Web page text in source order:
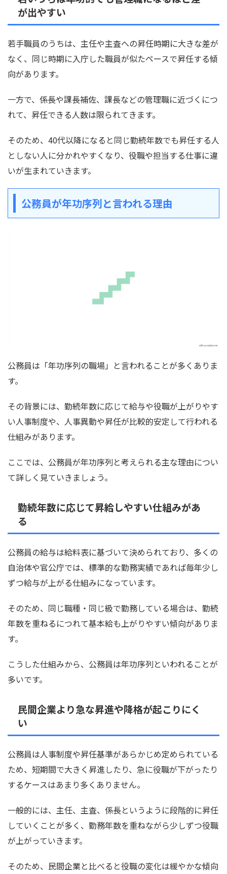
が出やすい
若手職員のうちは、主任や主査への昇任時期に大きな差が
なく、同じ時期に入庁した職員が似たペースで昇任する傾
向があります。
一方で、係長や課長補佐、課長などの管理職に近づくにつ
れて、昇任できる人数は限られてきます。
そのため、40代以降になると同じ勤続年数でも昇任する人
としない人に分かれやすくなり、役職や担当する仕事に違
いが生まれていきます。
公務員が年功序列と言われる理由
公務員は「年功序列の職場」と言われることが多くありま
す。
その背景には、勤続年数に応じて給与や役職が上がりやす
い人事制度や、人事異動や昇任が比較的安定して行われる
仕組みがあります。
ここでは、公務員が年功序列と考えられる主な理由につい
て詳しく見ていきましょう。
勤続年数に応じて昇給しやすい仕組みがあ
る
公務員の給与は給料表に基づいて決められており、多くの
自治体や官公庁では、標準的な勤務実績であれば毎年少し
ずつ給与が上がる仕組みになっています。
そのため、同じ職種・同じ級で勤務している場合は、勤続
年数を重ねるにつれて基本給も上がりやすい傾向がありま
す。
こうした仕組みから、公務員は年功序列といわれることが
多いです。
民間企業より急な昇進や降格が起こりにく
い
公務員は人事制度や昇任基準があらかじめ定められている
ため、短期間で大きく昇進したり、急に役職が下がったり
するケースはあまり多くありません。
一般的には、主任、主査、係長というように段階的に昇任
していくことが多く、勤務年数を重ねながら少しずつ役職
が上がっていきます。
そのため、民間企業と比べると役職の変化は緩やかな傾向